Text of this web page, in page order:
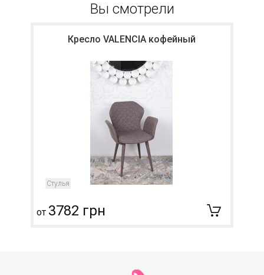
Вы смотрели
Кресло VALENCIA кофейный
Стулья
от 3782 грн